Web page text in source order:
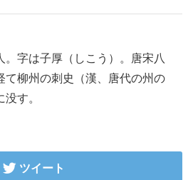
字は子厚（しこう）。唐宋八
て柳州の刺史（漢、唐代の州の
す。
ツイート